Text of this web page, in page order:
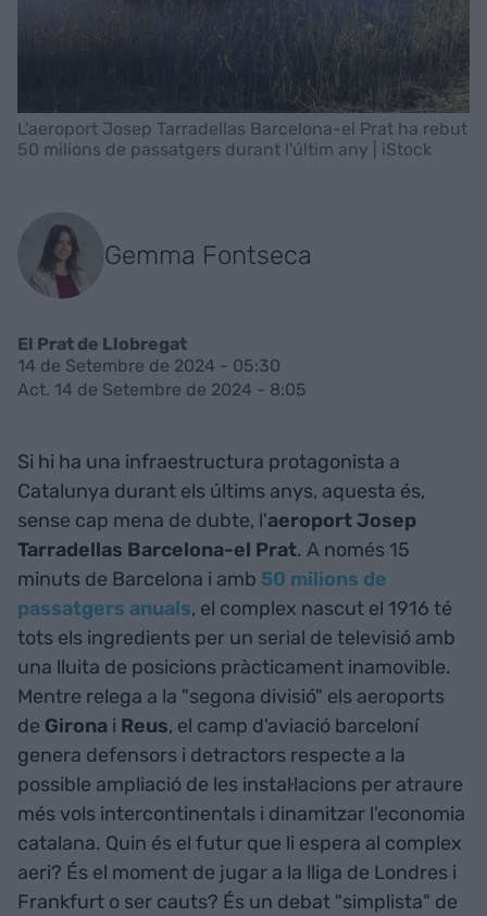
L'aeroport Josep Tarradellas Barcelona-el Prat ha rebut
50 milions de passatgers durant l'últim any | iStock
Gemma Fontseca
El Prat de Llobregat
14 de Setembre de 2024 - 05:30
Act. 14 de Setembre de 2024 - 8:05
Si hi ha una infraestructura protagonista a
Catalunya durant els últims anys, aquesta és,
sense cap mena de dubte, l'aeroport Josep
Tarradellas Barcelona-el Prat. A només 15
minuts de Barcelona i amb 50 milions de
passatgers anuals, el complex nascut el 1916 té
tots els ingredients per un serial de televisió amb
una lluita de posicions pràcticament inamovible.
Mentre relega a la "segona divisió" els aeroports
de Girona i Reus, el camp d'aviació barceloní
genera defensors i detractors respecte a la
possible ampliació de les instal·lacions per atraure
més vols intercontinentals i dinamitzar l'economia
catalana. Quin és el futur que li espera al complex
aeri? És el moment de jugar a la lliga de Londres i
Frankfurt o ser cauts? És un debat "simplista" de